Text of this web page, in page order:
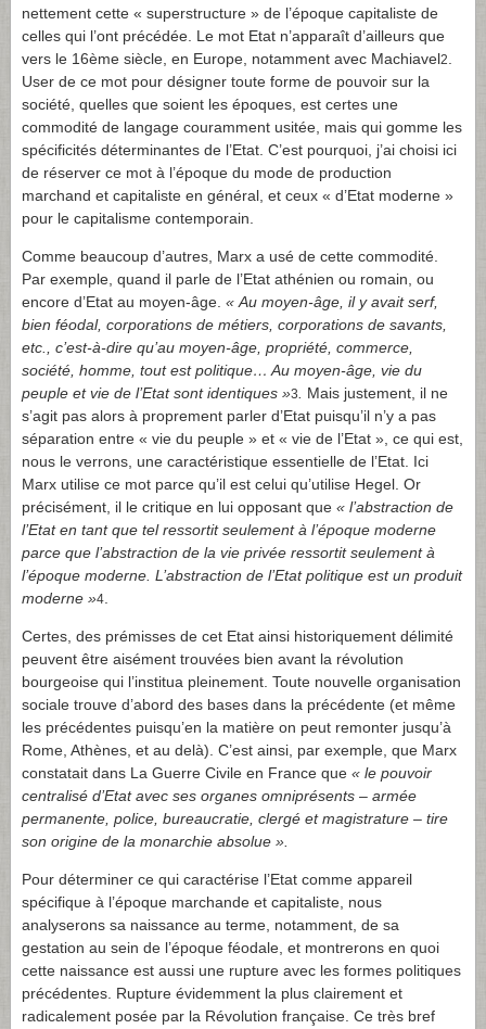
nettement cette « superstructure » de l’époque capitaliste de
celles qui l’ont précédée. Le mot Etat n’apparaît d’ailleurs que
vers le 16ème siècle, en Europe, notamment avec Machiavel2
User de ce mot pour désigner toute forme de pouvoir sur la
société, quelles que soient les époques, est certes une
commodité de langage couramment usitée, mais qui gomme les
spécificités déterminantes de l’Etat. C’est pourquoi, j’ai choisi ici
de réserver ce mot à l’époque du mode de production
marchand et capitaliste en général, et ceux « d’Etat moderne »
pour le capitalisme contemporain.
Comme beaucoup d’autres, Marx a usé de cette commodité.
Par exemple, quand il parle de l’Etat athénien ou romain, ou
encore d’Etat au moyen-âge. « Au moyen-âge, il y avait serf,
bien féodal, corporations de métiers, corporations de savants,
etc., c’est-à-dire qu’au moyen-âge, propriété, commerce,
société, homme, tout est politique… Au moyen-âge, vie du
peuple et vie de l’Etat sont identiques »3
Mais justement, il ne
s’agit pas alors à proprement parler d’Etat puisqu’il n’y a pas
séparation entre « vie du peuple » et « vie de l’Etat », ce qui est,
nous le verrons, une caractéristique essentielle de l’Etat. Ici
Marx utilise ce mot parce qu’il est celui qu’utilise Hegel. Or
précisément, il le critique en lui opposant que « l’abstraction de
l’Etat en tant que tel ressortit seulement à l’époque moderne
parce que l’abstraction de la vie privée ressortit seulement à
l’époque moderne. L’abstraction de l’Etat politique est un produit
moderne »4
Certes, des prémisses de cet Etat ainsi historiquement délimité
peuvent être aisément trouvées bien avant la révolution
bourgeoise qui l’institua pleinement. Toute nouvelle organisation
sociale trouve d’abord des bases dans la précédente (et même
les précédentes puisqu’en la matière on peut remonter jusqu’à
Rome, Athènes, et au delà). C’est ainsi, par exemple, que Marx
constatait dans La Guerre Civile en France que « le pouvoir
centralisé d’Etat avec ses organes omniprésents – armée
permanente, police, bureaucratie, clergé et magistrature – tire
son origine de la monarchie absolue ».
Pour déterminer ce qui caractérise l’Etat comme appareil
spécifique à l’époque marchande et capitaliste, nous
analyserons sa naissance au terme, notamment, de sa
gestation au sein de l’époque féodale, et montrerons en quoi
cette naissance est aussi une rupture avec les formes politiques
précédentes. Rupture évidemment la plus clairement et
radicalement posée par la Révolution française. Ce très bref